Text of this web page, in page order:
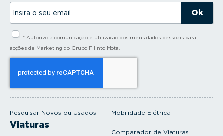
Pesquisar Novos ou Usados
Viaturas
Mobilidade Elétrica
Comparador de Viaturas
s
l
* Autorizo a comunicação e utilização dos meus dados pessoais para
acções de Marketing do Grupo Filinto Mota.